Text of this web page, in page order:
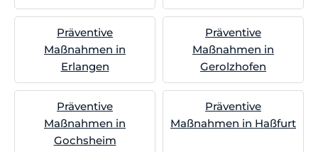
Präventive
Maßnahmen in
Erlangen
Präventive
Maßnahmen in
Gerolzhofen
Präventive
Maßnahmen in
Gochsheim
Präventive
Maßnahmen in Haßfurt